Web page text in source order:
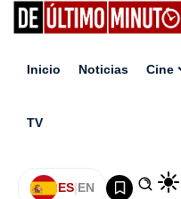
Inicio Noticias Cine
TV
ES|EN